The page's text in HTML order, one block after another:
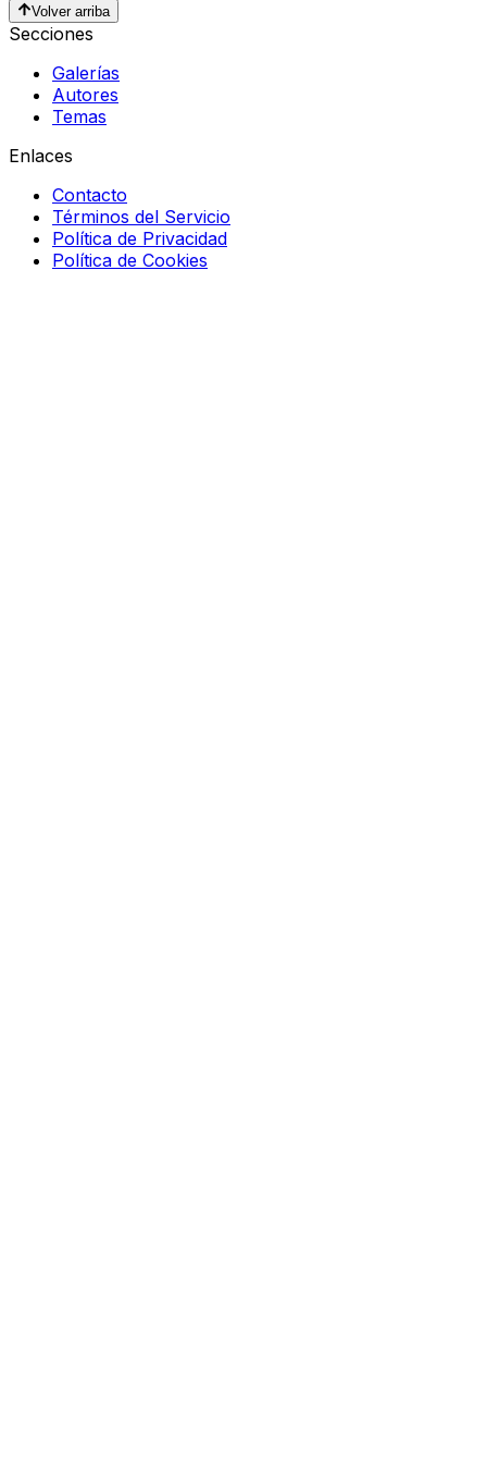
Volver arriba
Secciones
Galerías
Autores
Temas
Enlaces
Contacto
Términos del Servicio
Política de Privacidad
Política de Cookies